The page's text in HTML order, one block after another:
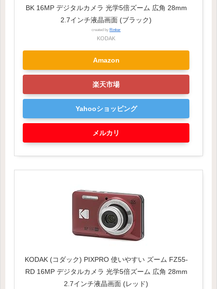
BK 16MP デジタルカメラ 光学5倍ズーム 広角 28mm
2.7インチ液晶画面 (ブラック)
created by Rinker
KODAK
Amazon
楽天市場
Yahooショッピング
メルカリ
KODAK (コダック) PIXPRO 使いやすい ズーム FZ55-
RD 16MP デジタルカメラ 光学5倍ズーム 広角 28mm
2.7インチ液晶画面 (レッド)